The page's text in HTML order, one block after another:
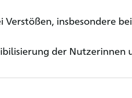
insbesondere
der Nutzerinnen